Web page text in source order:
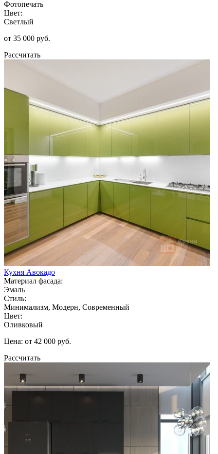
Фотопечать
Цвет:
Светлый
от 35 000 руб.
Рассчитать
Кухня Авокадо
Материал фасада:
Эмаль
Стиль:
Минимализм, Модерн, Современный
Цвет:
Оливковый
Цена: от 42 000 руб.
Рассчитать